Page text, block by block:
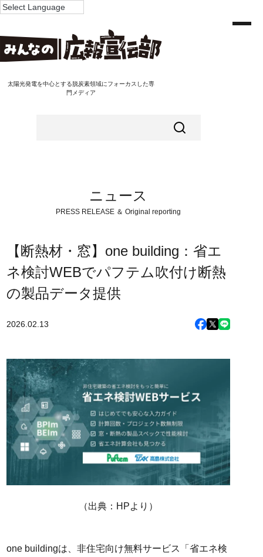
太陽光発電を中心とする脱炭素領域にフォーカスした専
門メディア
ニュース
PRESS RELEASE ＆ Original reporting
【断熱材・窓】one building：省エ
ネ検討WEBでパフテム吹付け断熱
の製品データ提供
2026.02.13
（出典：HPより）
one buildingは、非住宅向け無料サービス「省エネ検